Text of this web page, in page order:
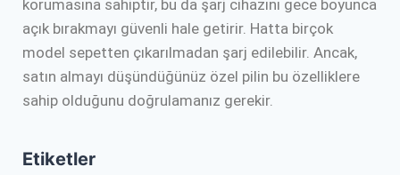
korumasına sahiptir, bu da şarj cihazını gece boyunca
açık bırakmayı güvenli hale getirir. Hatta birçok
model sepetten çıkarılmadan şarj edilebilir. Ancak,
satın almayı düşündüğünüz özel pilin bu özelliklere
sahip olduğunu doğrulamanız gerekir.
Etiketler